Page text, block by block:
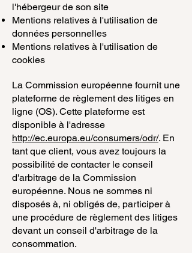
l'hébergeur de son site
Mentions relatives à l'utilisation de
données personnelles
Mentions relatives à l'utilisation de
cookies
La Commission européenne fournit une
plateforme de règlement des litiges en
ligne (OS). Cette plateforme est
disponible à l'adresse
http://ec.europa.eu/consumers/odr/. En
tant que client, vous avez toujours la
possibilité de contacter le conseil
d'arbitrage de la Commission
européenne. Nous ne sommes ni
disposés à, ni obligés de, participer à
une procédure de règlement des litiges
devant un conseil d'arbitrage de la
consommation.